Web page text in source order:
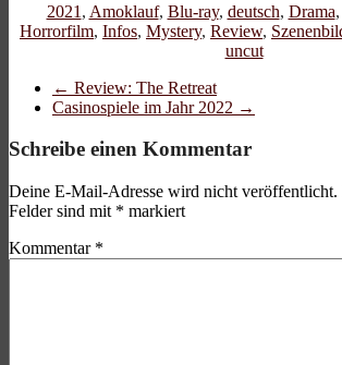
2021 , Amoklauf, Blu-ray, deutsch, Drama,
Horrorfilm, Infos, Mystery, Review,
uncut
← Review: The Retreat
Casinospiele im Jahr 2022 →
Schreibe einen Kommentar
Deine E-Mail-Adresse wird nicht veröffentlicht.
Felder sind mit * markiert
Kommentar *